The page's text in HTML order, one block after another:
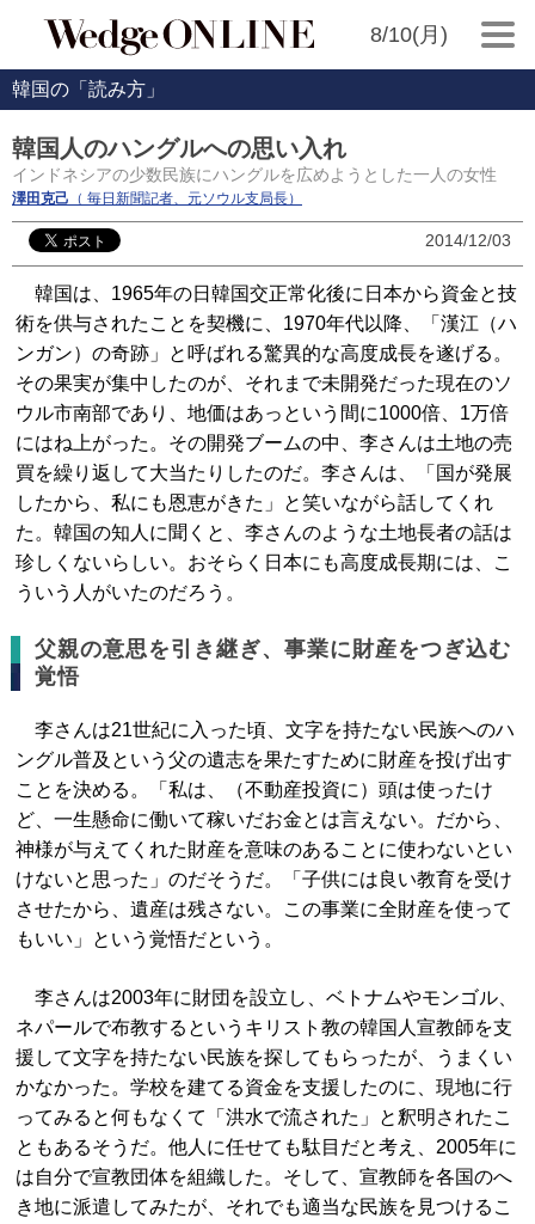
8/10(月)
韓国の「読み方」
韓国人のハングルへの思い入れ
インドネシアの少数民族にハングルを広めようとした一人の女性
澤田克己 （ 毎日新聞記者、元ソウル支局長）
2014/12/03
韓国は、1965年の日韓国交正常化後に日本から資金と技
術を供与されたことを契機に、1970年代以降、「漢江（ハ
ンガン）の奇跡」と呼ばれる驚異的な高度成長を遂げる。
その果実が集中したのが、それまで未開発だった現在のソ
ウル市南部であり、地価はあっという間に1000倍、1万倍
にはね上がった。その開発ブームの中、李さんは土地の売
買を繰り返して大当たりしたのだ。李さんは、「国が発展
したから、私にも恩恵がきた」と笑いながら話してくれ
た。韓国の知人に聞くと、李さんのような土地長者の話は
珍しくないらしい。おそらく日本にも高度成長期には、こ
ういう人がいたのだろう。
父親の意思を引き継ぎ、事業に財産をつぎ込む
覚悟
李さんは21世紀に入った頃、文字を持たない民族へのハ
ングル普及という父の遺志を果たすために財産を投げ出す
ことを決める。「私は、（不動産投資に）頭は使ったけ
ど、一生懸命に働いて稼いだお金とは言えない。だから、
神様が与えてくれた財産を意味のあることに使わないとい
けないと思った」のだそうだ。「子供には良い教育を受け
させたから、遺産は残さない。この事業に全財産を使って
もいい」という覚悟だという。
李さんは2003年に財団を設立し、ベトナムやモンゴル、
ネパールで布教するというキリスト教の韓国人宣教師を支
援して文字を持たない民族を探してもらったが、うまくい
かなかった。学校を建てる資金を支援したのに、現地に行
ってみると何もなくて「洪水で流された」と釈明されたこ
ともあるそうだ。他人に任せても駄目だと考え、2005年に
は自分で宣教団体を組織した。そして、宣教師を各国のへ
き地に派遣してみたが、それでも適当な民族を見つけるこ